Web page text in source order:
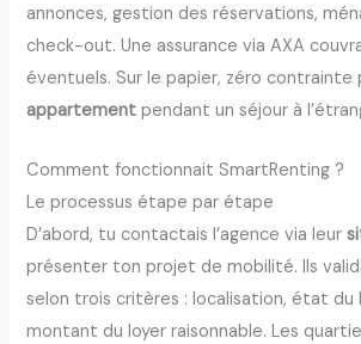
annonces, gestion des réservations,
check-out. Une assurance via AXA
éventuels. Sur le papier, zéro contrainte
appartement pendant un séjour à
Comment fonctionnait SmartRenting ?
Le processus étape par étape
D’abord, tu contactais l’agence via leur
présenter ton projet de mobilité. Ils
selon trois critères : localisation, état
montant du loyer raisonnable. Les